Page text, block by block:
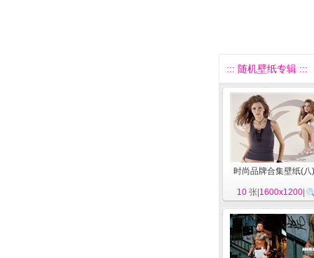
::: 随机壁纸专辑 :::
时尚品牌合集壁纸(八
10 张| 1600x1200